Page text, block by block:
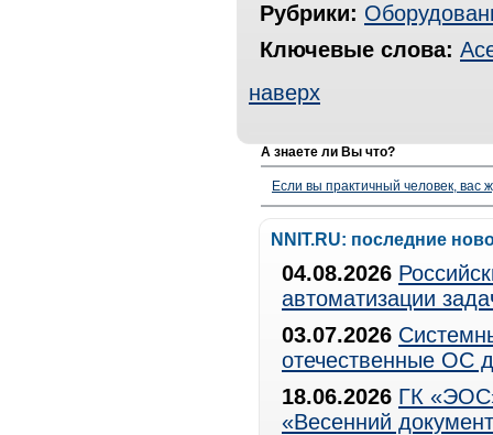
Рубрики:
Ключевые слова:
наверх
А знаете ли Вы что?
Если вы практичный человек, вас
NNIT.RU: последние
04.08.2026
автоматизации
03.07.2026
отечественные ОС
18.06.2026 ГК
«Весенний